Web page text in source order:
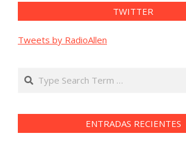
TWITTER
Tweets by RadioAllen
Search
ENTRADAS RECIENTES